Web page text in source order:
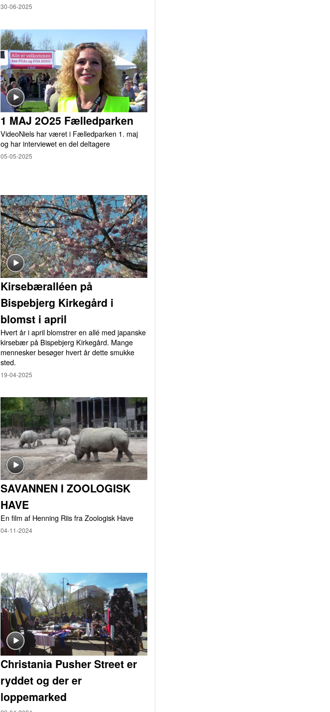
30-06-2025
1 MAJ 2O25 Fælledparken
VideoNiels har været i Fælledparken 1. maj
og har interviewet en del deltagere
05-05-2025
Kirsebæralléen på
Bispebjerg Kirkegård i
blomst i april
Hvert år i april blomstrer en allé med japanske
kirsebær på Bispebjerg Kirkegård. Mange
mennesker besøger hvert år dette smukke
sted.
19-04-2025
SAVANNEN I ZOOLOGISK
HAVE
En film af Henning Riis fra Zoologisk Have
04-11-2024
Christania Pusher Street er
ryddet og der er
loppemarked